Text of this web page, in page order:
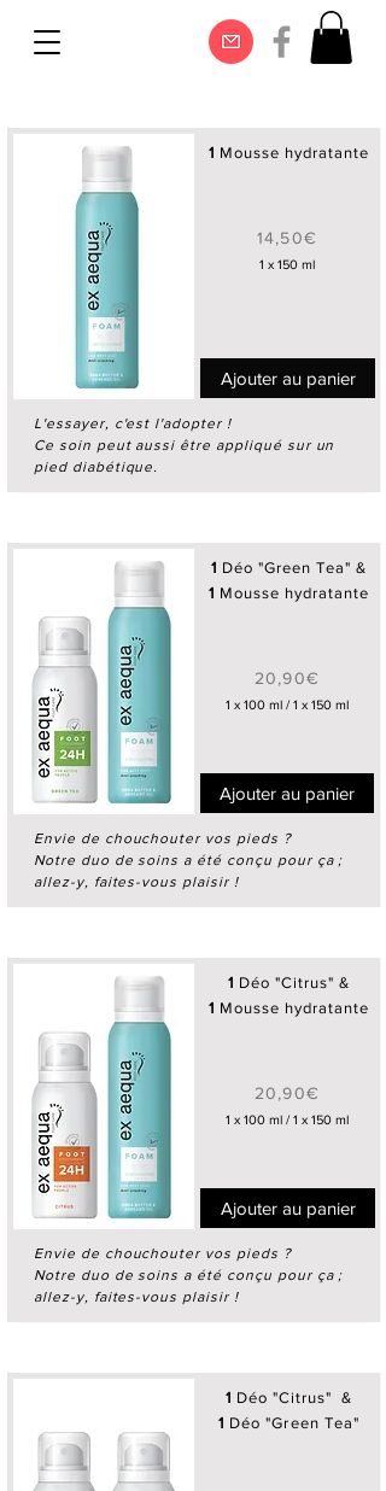
1 Mousse hydratante
14,50€
1 x 150 ml
L'essayer, c'est l'adopter !
Ce soin peut aussi être appliqué sur un
pied diabétique.
1 Déo "Green Tea" &
1 Mousse hydratante
20,90€
1 x 100 ml / 1 x 150 ml
Envie de chouchouter vos pieds ?
Notre duo de soins a été conçu pour ça ;
allez-y, faites-vous plaisir !
1 Déo "Citrus" &
1 Mousse hydratante
20,90€
1 x 100 ml / 1 x 150 ml
Envie de chouchouter vos pieds ?
Notre duo de soins a été conçu pour ça ;
allez-y, faites-vous plaisir !
1 Déo "Citrus" &
1 Déo "Green Tea"
Ajouter au panier
Ajouter au panier
Ajouter au panier